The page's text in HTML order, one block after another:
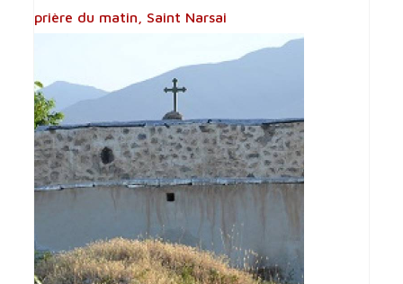
prière du matin, Saint Narsai